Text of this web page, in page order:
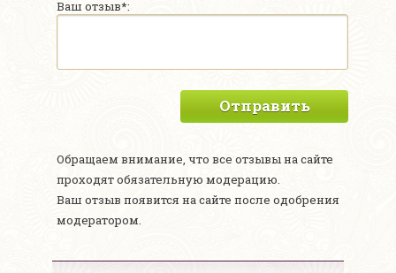
Ваш отзыв*:
Отправить
Обращаем внимание, что все отзывы на сайте
проходят обязательную модерацию.
Ваш отзыв появится на сайте после одобрения
модератором.